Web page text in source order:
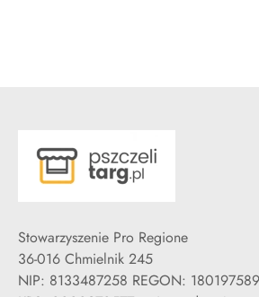
Stowarzyszenie Pro Regione
36-016 Chmielnik 245
NIP: 8133487258 REGON: 180197589